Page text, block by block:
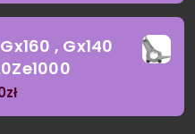
, Gx140
zł